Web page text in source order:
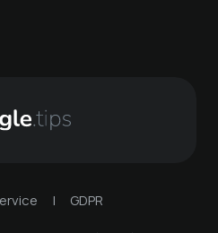
|
GDPR